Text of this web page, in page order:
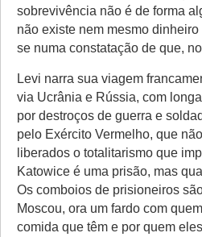
sobrevivência não é de forma
não existe nem mesmo
se numa constatação de que,
Levi narra sua viagem
via Ucrânia e Rússia, com
por destroços de guerra e
pelo Exército Vermelho, que
liberados o totalitarismo que
Katowice é uma prisão, mas
Os comboios de prisioneiros
Moscou, ora um fardo com
comida que têm e por quem